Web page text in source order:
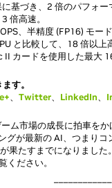
基づき、2 倍のパフォー
倍高速。
、半精度 (FP16) モー
と比較して、18 倍以
カードを使用した最大
す。
、 Twitter、 LinkedIn、
ム市場の成長に拍車を
グが最新の AI、つまり
果たすまでになりまし
ください。